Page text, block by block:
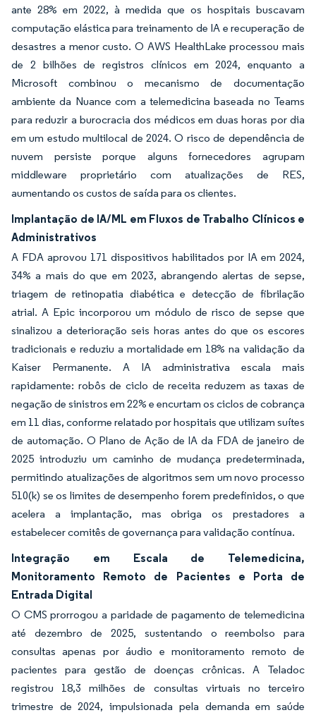
ante 28% em 2022, à medida que os hospitais buscavam
computação elástica para treinamento de IA e recuperação de
desastres a menor custo. O AWS HealthLake processou mais
de 2 bilhões de registros clínicos em 2024, enquanto a
Microsoft combinou o mecanismo de documentação
ambiente da Nuance com a telemedicina baseada no Teams
para reduzir a burocracia dos médicos em duas horas por dia
em um estudo multilocal de 2024. O risco de dependência de
nuvem persiste porque alguns fornecedores agrupam
middleware proprietário com atualizações de RES,
aumentando os custos de saída para os clientes.
Implantação de IA/ML em Fluxos de Trabalho Clínicos e
Administrativos
A FDA aprovou 171 dispositivos habilitados por IA em 2024,
34% a mais do que em 2023, abrangendo alertas de sepse,
triagem de retinopatia diabética e detecção de fibrilação
atrial. A Epic incorporou um módulo de risco de sepse que
sinalizou a deterioração seis horas antes do que os escores
tradicionais e reduziu a mortalidade em 18% na validação da
Kaiser Permanente. A IA administrativa escala mais
rapidamente: robôs de ciclo de receita reduzem as taxas de
negação de sinistros em 22% e encurtam os ciclos de cobrança
em 11 dias, conforme relatado por hospitais que utilizam suítes
de automação. O Plano de Ação de IA da FDA de janeiro de
2025 introduziu um caminho de mudança predeterminada,
permitindo atualizações de algoritmos sem um novo processo
510(k) se os limites de desempenho forem predefinidos, o que
acelera a implantação, mas obriga os prestadores a
estabelecer comitês de governança para validação contínua.
Integração em Escala de Telemedicina,
Monitoramento Remoto de Pacientes e Porta de
Entrada Digital
O CMS prorrogou a paridade de pagamento de telemedicina
até dezembro de 2025, sustentando o reembolso para
consultas apenas por áudio e monitoramento remoto de
pacientes para gestão de doenças crônicas. A Teladoc
registrou 18,3 milhões de consultas virtuais no terceiro
trimestre de 2024, impulsionada pela demanda em saúde